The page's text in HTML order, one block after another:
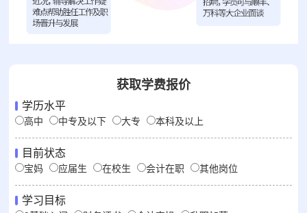
获取学费报价
学历水平
高中 中专及以下 大专 本科及以上
目前状态
宝妈 应届生 在校生 会计在职 其他岗位
学习目标